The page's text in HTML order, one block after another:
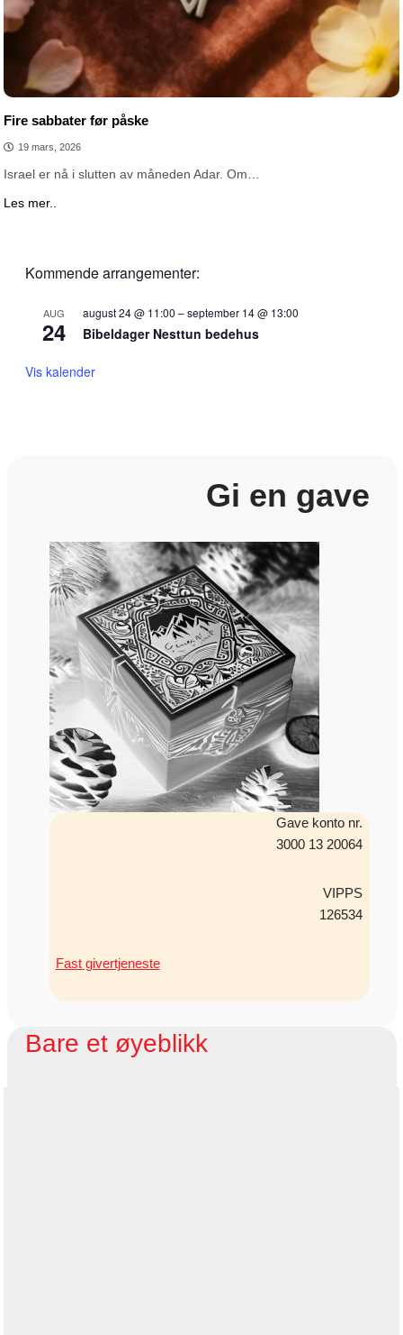
Fire sabbater før påske
19 mars, 2026
Israel er nå i slutten av måneden Adar. Om…
Les mer..
Kommende arrangementer:
AUG
24
august 24 @ 11:00 –september 14 @ 13:00
Bibeldager Nesttun bedehus
Vis kalender
Gi en gave
Gave konto nr.
3000 13 20064
VIPPS
126534
Fast givertjeneste
Bare et øyeblikk